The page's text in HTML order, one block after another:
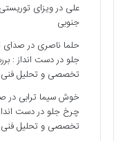
علی درویزای
جنوبی
حلما ناصری درصدای
جلو در دست انداز :
تخصصی و تحلیل فنی
خوش سیما ترابی در
چرخ جلو در دست
تخصصی و تحلیل فنی